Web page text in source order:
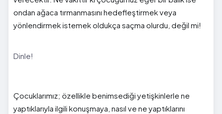
ondan ağaca tırmanmasını hedefleştirmek veya
yönlendirmek istemek oldukça saçma olurdu, değil mi!
Dinle!
Çocuklarımız; özellikle benimsediği yetişkinlerle ne
yaptıklarıyla ilgili konuşmaya, nasıl ve ne yaptıklarını